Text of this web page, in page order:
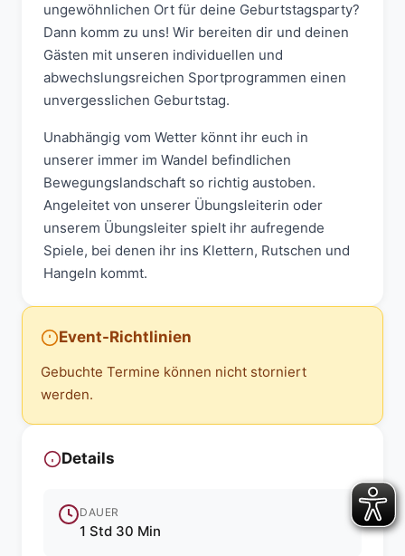
ungewöhnlichen Ort für deine Geburtstagsparty?
Dann komm zu uns! Wir bereiten dir und deinen
Gästen mit unseren individuellen und
abwechslungsreichen Sportprogrammen einen
unvergesslichen Geburtstag.
Unabhängig vom Wetter könnt ihr euch in
unserer immer im Wandel befindlichen
Bewegungslandschaft so richtig austoben.
Angeleitet von unserer Übungsleiterin oder
unserem Übungsleiter spielt ihr aufregende
Spiele, bei denen ihr ins Klettern, Rutschen und
Hangeln kommt.
Event-Richtlinien
Gebuchte Termine können nicht storniert
werden.
Details
DAUER
1 Std 30 Min